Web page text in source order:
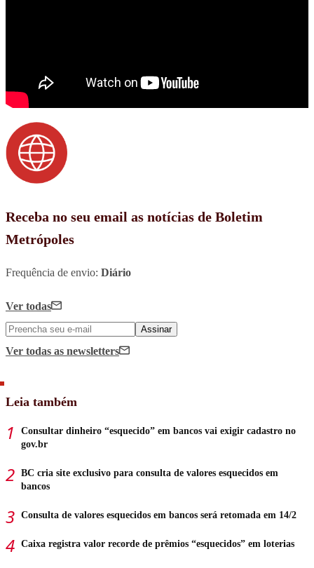
Receba no seu email as notícias de Boletim
Metrópoles
Frequência de envio: Diário
Ver todas
Assinar
Ver todas as newsletters
Leia também
Consultar dinheiro “esquecido” em bancos vai exigir cadastro no
gov.br
BC cria site exclusivo para consulta de valores esquecidos em
bancos
Consulta de valores esquecidos em bancos será retomada em 14/2
Caixa registra valor recorde de prêmios “esquecidos” em loterias